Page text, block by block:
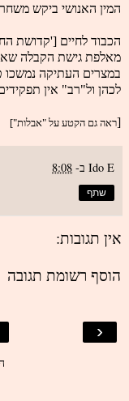
המין האנושי ביקש
הכבוד לחיים ['קדושת
מאלפת גישת הקבלה
במצרים העתיקה נמשכו טקסי קבורת המת 70 יום, כאשר לכל יום ושבוע טקסים משלו. היהדות לעומת זאת מגבילה
לכהן ול"רב" אין
[ראה גם הקטע על "אבלות"]
Ido E ב- 8:08
שתף
אין תגובות:
הוסף רשומת תגובה
‹